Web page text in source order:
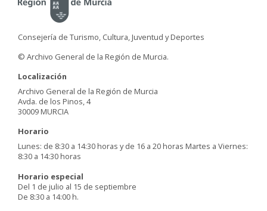
Consejería de Turismo, Cultura, Juventud y Deportes
© Archivo General de la Región de Murcia.
Localización
Archivo General de la Región de Murcia
Avda. de los Pinos, 4
30009 MURCIA
Horario
Lunes: de 8:30 a 14:30 horas y de 16 a 20 horas Martes a Viernes:
8:30 a 14:30 horas
Horario especial
Del 1 de julio al 15 de septiembre
De 8:30 a 14:00 h.